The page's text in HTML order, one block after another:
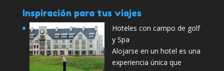
Inspiración para tus viajes
Hoteles con campo de golf
y Spa
Alojarse en un hotel es una
experiencia única que